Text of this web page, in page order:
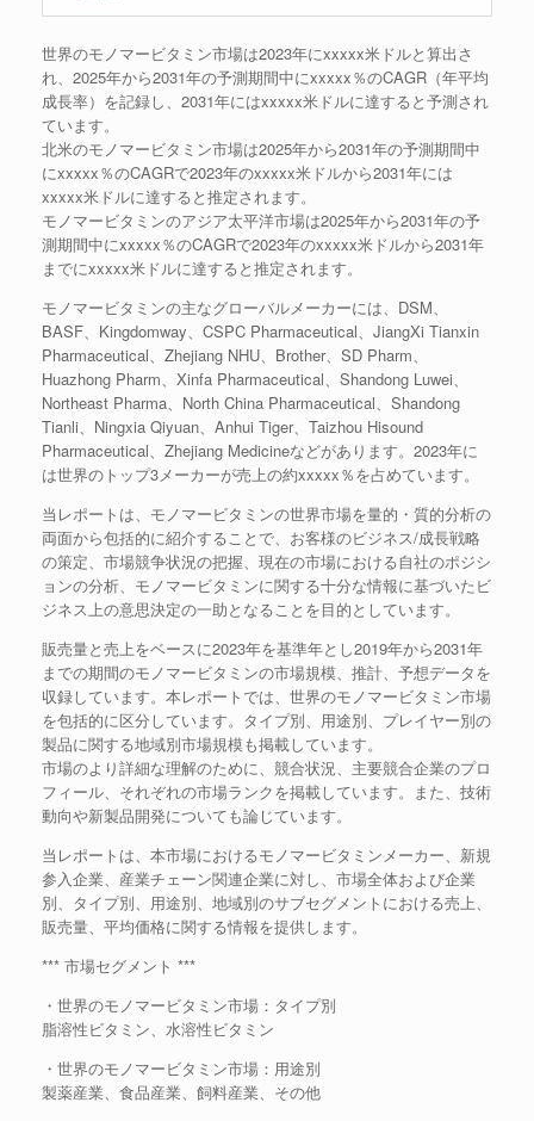
世界のモノマービタミン市場は2023年にxxxxx米ドルと算出さ
れ、2025年から2031年の予測期間中にxxxxx％のCAGR（年平均
成長率）を記録し、2031年にはxxxxx米ドルに達すると予測され
ています。
北米のモノマービタミン市場は2025年から2031年の予測期間中
にxxxxx％のCAGRで2023年のxxxxx米ドルから2031年には
xxxxx米ドルに達すると推定されます。
モノマービタミンのアジア太平洋市場は2025年から2031年の予
測期間中にxxxxx％のCAGRで2023年のxxxxx米ドルから2031年
までにxxxxx米ドルに達すると推定されます。
モノマービタミンの主なグローバルメーカーには、DSM、
BASF、Kingdomway、CSPC Pharmaceutical、JiangXi Tianxin
Pharmaceutical、Zhejiang NHU、Brother、SD Pharm、
Huazhong Pharm、Xinfa Pharmaceutical、Shandong Luwei、
Northeast Pharma、North China Pharmaceutical、Shandong
Tianli、Ningxia Qiyuan、Anhui Tiger、Taizhou Hisound
Pharmaceutical、Zhejiang Medicineなどがあります。2023年に
は世界のトップ3メーカーが売上の約xxxxx％を占めています。
当レポートは、モノマービタミンの世界市場を量的・質的分析の
両面から包括的に紹介することで、お客様のビジネス/成長戦略
の策定、市場競争状況の把握、現在の市場における自社のポジシ
ョンの分析、モノマービタミンに関する十分な情報に基づいたビ
ジネス上の意思決定の一助となることを目的としています。
販売量と売上をベースに2023年を基準年とし2019年から2031年
までの期間のモノマービタミンの市場規模、推計、予想データを
収録しています。本レポートでは、世界のモノマービタミン市場
を包括的に区分しています。タイプ別、用途別、プレイヤー別の
製品に関する地域別市場規模も掲載しています。
市場のより詳細な理解のために、競合状況、主要競合企業のプロ
フィール、それぞれの市場ランクを掲載しています。また、技術
動向や新製品開発についても論じています。
当レポートは、本市場におけるモノマービタミンメーカー、新規
参入企業、産業チェーン関連企業に対し、市場全体および企業
別、タイプ別、用途別、地域別のサブセグメントにおける売上、
販売量、平均価格に関する情報を提供します。
*** 市場セグメント ***
・世界のモノマービタミン市場：タイプ別
脂溶性ビタミン、水溶性ビタミン
・世界のモノマービタミン市場：用途別
製薬産業、食品産業、飼料産業、その他